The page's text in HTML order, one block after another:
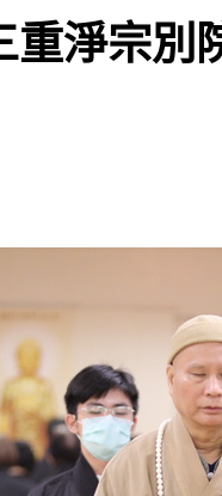
重淨宗